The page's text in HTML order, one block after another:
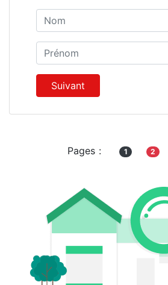
Prénom
Suivant
Pages : 1 2